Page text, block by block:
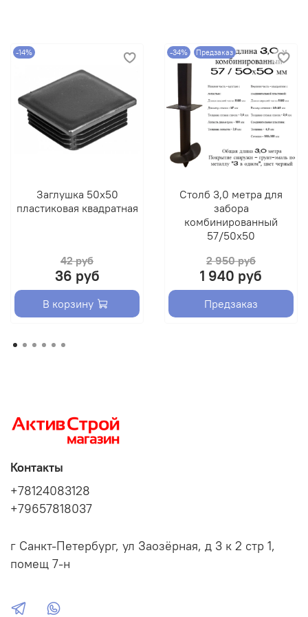
-14%
Заглушка 50х50
пластиковая квадратная
42 руб
36 руб
В корзину
-34% Предзаказ
Столб 3,0 метра для
забора
комбинированный
57/50х50
2 950 руб
1 940 руб
Предзаказ
Контакты
+78124083128
+79657818037
г Санкт-Петербург, ул Заозёрная, д 3 к 2 стр 1,
помещ 7-н